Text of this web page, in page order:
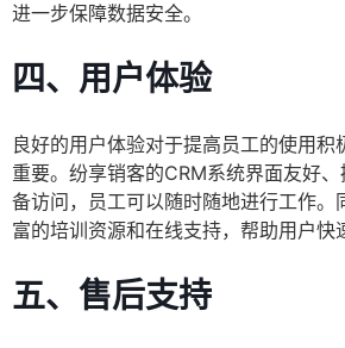
进一步保障数据安全。
四、用户体验
良好的用户体验对于提高员工的使用积
重要。纷享销客的CRM系统界面友好
备访问，员工可以随时随地进行工作。
富的培训资源和在线支持，帮助用户快
五、售后支持